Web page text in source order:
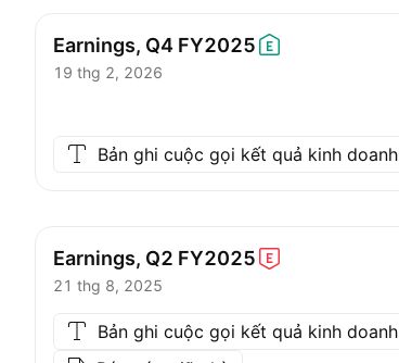
Earnings, Q4 FY2025
19 thg 2, 2026
Bản ghi cuộc gọi kết quả kinh doanh
Earnings, Q2 FY2025
21 thg 8, 2025
Bản ghi cuộc gọi kết quả kinh doanh